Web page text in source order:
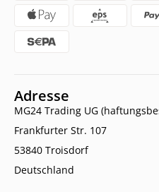
Adresse
MG24 Trading UG
Frankfurter Str. 107
53840 Troisdorf
Deutschland